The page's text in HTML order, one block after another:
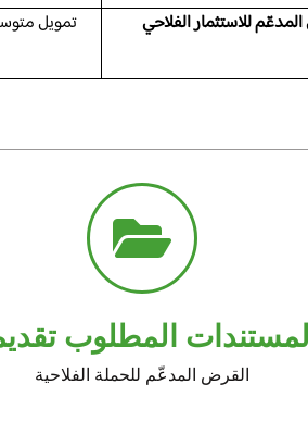
للاستثمار الفلاحي تمويل
المطلوب
القرض المدعّم للحملة الفلاحية